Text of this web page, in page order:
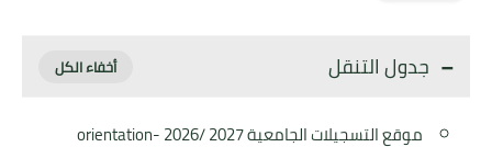
جدول التنقل
موقع التسجيلات الجامعية 2027 /2026 orientation-